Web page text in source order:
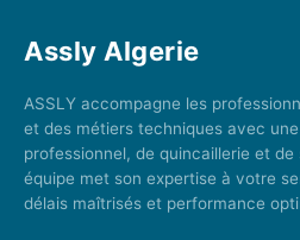
Assly Algerie
ASSLY accompagne les
et des métiers techniques avec
professionnel, de quincaillerie et
équipe met son expertise à votre
délais maîtrisés et performance